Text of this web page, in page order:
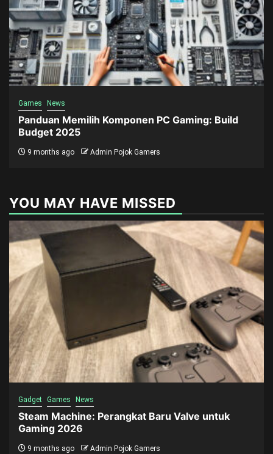
Games News
Panduan Memilih Komponen PC Gaming: Build
Budget 2025
9 months ago Admin Pojok Gamers
YOU MAY HAVE MISSED
Gadget Games News
Steam Machine: Perangkat Baru Valve untuk
Gaming 2026
9 months ago Admin Pojok Gamers